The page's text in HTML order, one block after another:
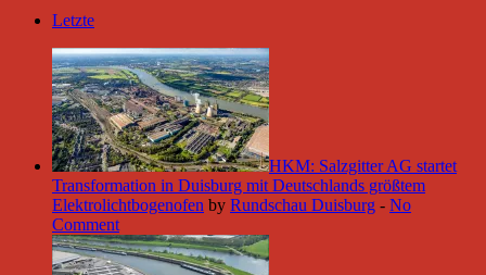
Letzte
HKM: Salzgitter AG startet
Transformation in Duisburg mit Deutschlands größtem
Elektrolichtbogenofen by Rundschau Duisburg - No
Comment